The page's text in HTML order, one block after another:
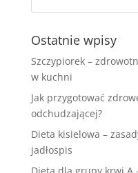
Ostatnie wpisy
Szczypiorek –
w kuchni
Jak przygotować
odchudzającej?
Dieta kisielowa –
jadłospis